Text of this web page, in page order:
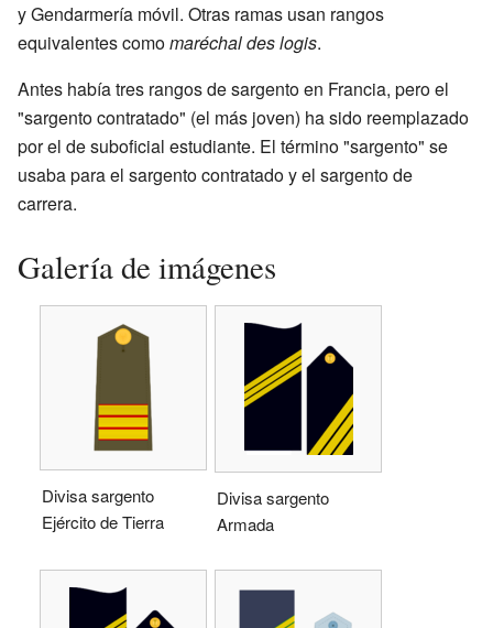
y Gendarmería móvil. Otras ramas usan rangos
equivalentes comomaréchal des logis.
Antes había tres rangos de sargento en Francia, pero el
"sargento contratado" (el más joven) ha sido reemplazado
por el de suboficial estudiante. El término "sargento" se
usaba para el sargento contratado y el sargento de
carrera.
Galería de imágenes
Divisa sargento
Ejército de Tierra
Divisa sargento
Armada